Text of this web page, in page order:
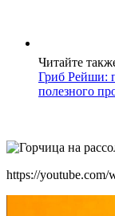
Читайте
Гриб Рейши:
полезного
https://